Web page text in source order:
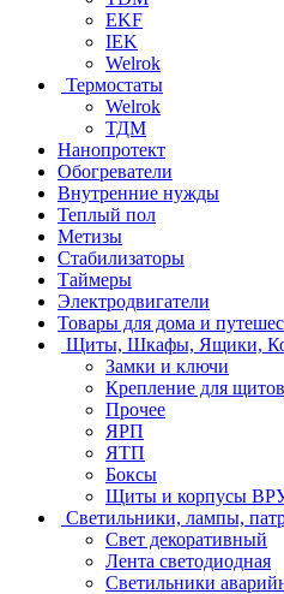
EKF
IEK
Welrok
Термостаты
Welrok
ТДМ
Нанопротект
Обогреватели
Внутренние нужды
Теплый пол
Метизы
Стабилизаторы
Таймеры
Электродвигатели
Товары для дома и
Щиты, Шкафы, Ящики,
Замки и ключи
Крепление для щитов
Прочее
ЯРП
ЯТП
Боксы
Щиты и корпусы
Светильники, лампы,
Свет декоративный
Лента светодиодная
Светильники